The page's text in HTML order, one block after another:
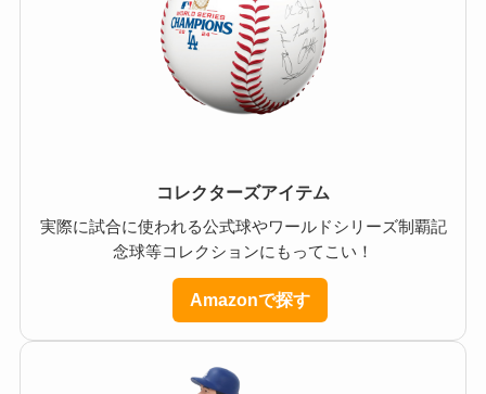
コレクターズアイテム
実際に試合に使われる公式球やワールドシリーズ制覇記
念球等コレクションにもってこい！
Amazonで探す